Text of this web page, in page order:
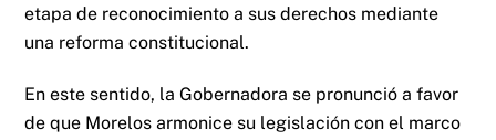
etapa de reconocimiento a sus derechos mediante
una reforma constitucional.
En este sentido, la Gobernadora se pronunció a favor
de que Morelos armonice su legislación con el marco